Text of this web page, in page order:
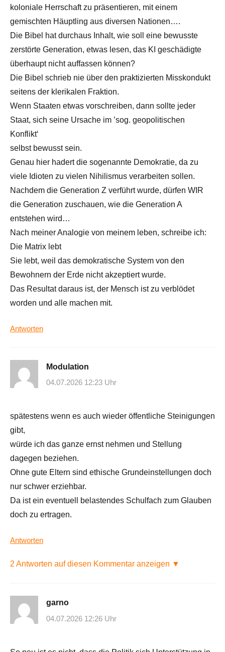
koloniale Herrschaft zu präsentieren, mit einem
gemischten Häuptling aus diversen Nationen….
Die Bibel hat durchaus Inhalt, wie soll eine bewusste
zerstörte Generation, etwas lesen, das KI geschädigte
überhaupt nicht auffassen können?
Die Bibel schrieb nie über den praktizierten Misskondukt
seitens der klerikalen Fraktion.
Wenn Staaten etwas vorschreiben, dann sollte jeder
Staat, sich seine Ursache im ’sog. geopolitischen
Konflikt‘
selbst bewusst sein.
Genau hier hadert die sogenannte Demokratie, da zu
viele Idioten zu vielen Nihilismus verarbeiten sollen.
Nachdem die Generation Z verführt wurde, dürfen WIR
die Generation zuschauen, wie die Generation A
entstehen wird…
Nach meiner Analogie von meinem leben, schreibe ich:
Die Matrix lebt
Sie lebt, weil das demokratische System von den
Bewohnern der Erde nicht akzeptiert wurde.
Das Resultat daraus ist, der Mensch ist zu verblödet
worden und alle machen mit.
Antworten
Modulation
04.07.2026 12:23 Uhr
spätestens wenn es auch wieder öffentliche Steinigungen
gibt,
würde ich das ganze ernst nehmen und Stellung
dagegen beziehen.
Ohne gute Eltern sind ethische Grundeinstellungen doch
nur schwer erziehbar.
Da ist ein eventuell belastendes Schulfach zum Glauben
doch zu ertragen.
Antworten
2 Antworten auf diesen Kommentar anzeigen ▼
garno
04.07.2026 12:26 Uhr